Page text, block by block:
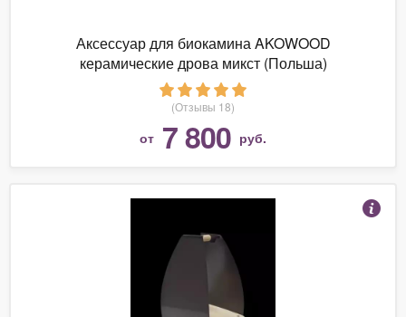
Аксессуар для биокамина AKOWOOD
керамические дрова микст (Польша)
(Отзывы 18)
от 7 800 руб.